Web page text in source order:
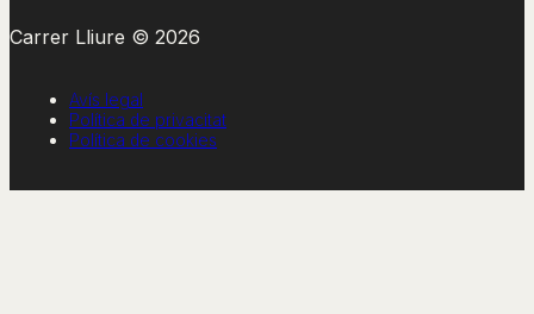
Carrer Lliure © 2026
Avís legal
Política de privacitat
Política de cookies